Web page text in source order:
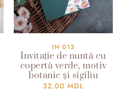
IN 013
Invitație de nuntă cu
copertă verde, motiv
botanic și sigiliu
32.00 MDL